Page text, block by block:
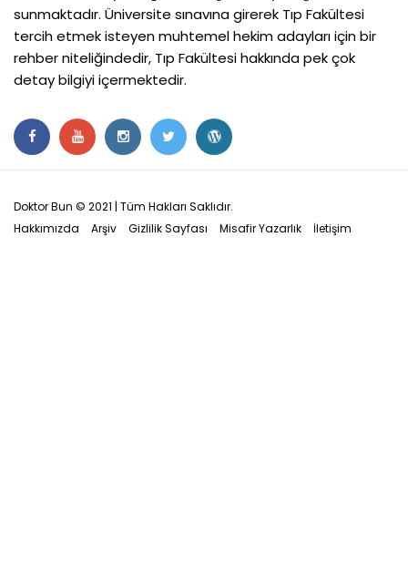
sunmaktadır. Üniversite sınavına girerek Tıp Fakültesi
tercih etmek isteyen muhtemel hekim adayları için bir
rehber niteliğindedir, Tıp Fakültesi hakkında pek çok
detay bilgiyi içermektedir.
Doktor Bun © 2021 | Tüm Hakları Saklıdır.
Hakkımızda
Arşiv Gizlilik Sayfası Misafir Yazarlık İletişim